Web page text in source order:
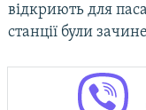
відкриють для
станції були